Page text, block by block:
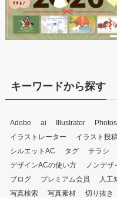
キーワードから探す
Adobe ai Illustrator
イラストレーター
イラスト投
シルエットAC
タグ チラシ
デザインACの使い方
ノンデザ
ブログ
プレミアム会員 人工
写真検索
写真素材 切り抜き